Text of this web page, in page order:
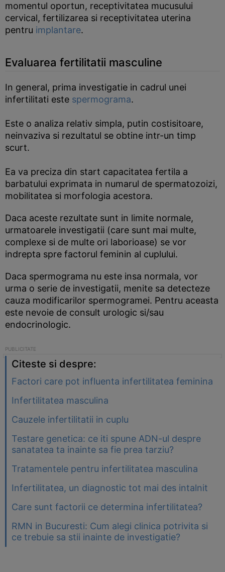
momentul oportun, receptivitatea mucusului
cervical, fertilizarea si receptivitatea uterina
pentru implantare.
Evaluarea fertilitatii masculine
In general, prima investigatie in cadrul unei
infertilitati este spermograma.
Este o analiza relativ simpla, putin costisitoare,
neinvaziva si rezultatul se obtine intr-un timp
scurt.
Ea va preciza din start capacitatea fertila a
barbatului exprimata in numarul de spermatozoizi,
mobilitatea si morfologia acestora.
Daca aceste rezultate sunt in limite normale,
urmatoarele investigatii (care sunt mai multe,
complexe si de multe ori laborioase) se vor
indrepta spre factorul feminin al cuplului.
Daca spermograma nu este insa normala, vor
urma o serie de investigatii, menite sa detecteze
cauza modificarilor spermogramei. Pentru aceasta
este nevoie de consult urologic si/sau
endocrinologic.
Citeste si despre:
Factori care pot influenta infertilitatea feminina
Infertilitatea masculina
Cauzele infertilitatii in cuplu
Testare genetica: ce iti spune ADN-ul despre
sanatatea ta inainte sa fie prea tarziu?
Tratamentele pentru infertilitatea masculina
Infertilitatea, un diagnostic tot mai des intalnit
Care sunt factorii ce determina infertilitatea?
RMN in Bucuresti: Cum alegi clinica potrivita si
ce trebuie sa stii inainte de investigatie?